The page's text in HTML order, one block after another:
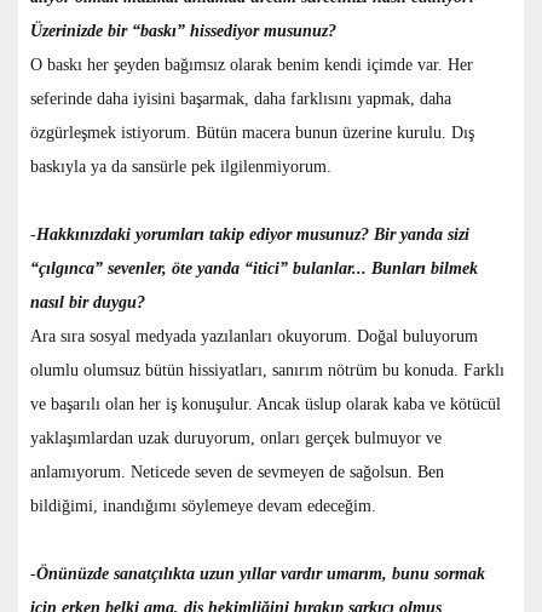
Üzerinizde bir “baskı” hissediyor musunuz?
O baskı her şeyden bağımsız olarak benim kendi içimde var. Her
seferinde daha iyisini başarmak, daha farklısını yapmak, daha
özgürleşmek istiyorum. Bütün macera bunun üzerine kurulu. Dış
baskıyla ya da sansürle pek ilgilenmiyorum.
-Hakkınızdaki yorumları takip ediyor musunuz? Bir yanda sizi
“çılgınca” sevenler, öte yanda “itici” bulanlar... Bunları bilmek
nasıl bir duygu?
Ara sıra sosyal medyada yazılanları okuyorum. Doğal buluyorum
olumlu olumsuz bütün hissiyatları, sanırım nötrüm bu konuda. Farklı
ve başarılı olan her iş konuşulur. Ancak üslup olarak kaba ve kötücül
yaklaşımlardan uzak duruyorum, onları gerçek bulmuyor ve
anlamıyorum. Neticede seven de sevmeyen de sağolsun. Ben
bildiğimi, inandığımı söylemeye devam edeceğim.
-Önünüzde sanatçılıkta uzun yıllar vardır umarım, bunu sormak
için erken belki ama, diş hekimliğini bırakıp şarkıcı olmuş